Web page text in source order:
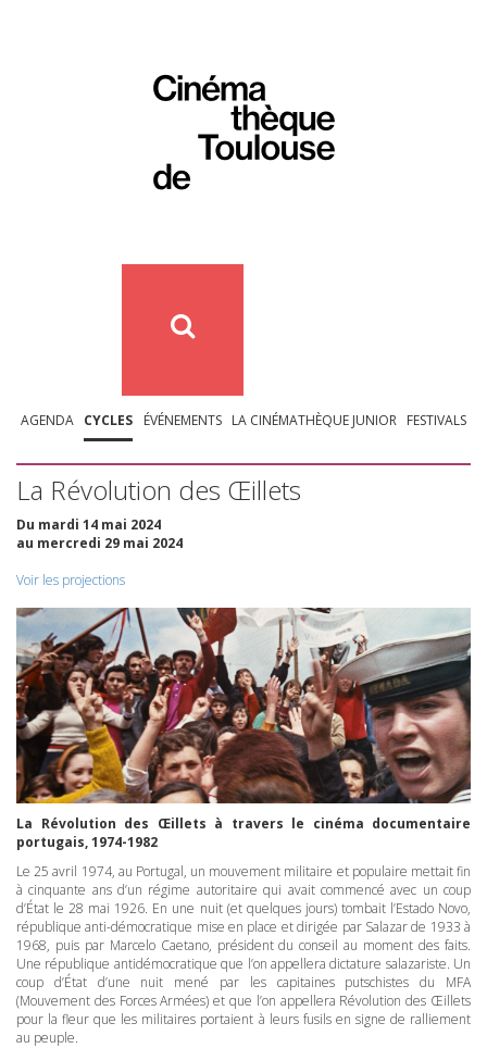
AGENDA CYCLES ÉVÉNEMENTS LA CINÉMATHÈQUE JUNIOR FESTIVALS
La Révolution des Œillets
Du mardi 14 mai 2024
au mercredi 29 mai 2024
Voir les projections
La Révolution des Œillets à travers le cinéma documentaire
portugais, 1974-1982
Le 25 avril 1974, au Portugal, un mouvement militaire et populaire mettait fin
à cinquante ans d’un régime autoritaire qui avait commencé avec un coup
d’État le 28 mai 1926. En une nuit (et quelques jours) tombait l’Estado Novo,
république anti-démocratique mise en place et dirigée par Salazar de 1933 à
1968, puis par Marcelo Caetano, président du conseil au moment des faits.
Une république antidémocratique que l’on appellera dictature salazariste. Un
coup d’État d’une nuit mené par les capitaines putschistes du MFA
(Mouvement des Forces Armées) et que l’on appellera Révolution des Œillets
pour la fleur que les militaires portaient à leurs fusils en signe de ralliement
au peuple.